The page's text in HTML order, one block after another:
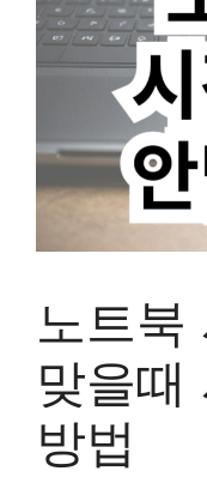
노트북
맞을때
방법